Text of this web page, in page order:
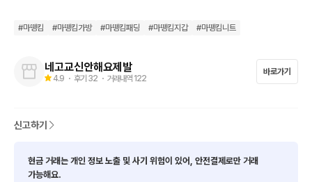
#마뗑킴 #마뗑킴가방 #마뗑킴패딩 #마뗑킴지갑 #마뗑킴니트
네고교신안해요제발
4.9 ・ 후기 32 ・ 거래내역 122
바로가기
신고하기
현금 거래는 개인 정보 노출 및 사기 위험이 있어, 안전결제로만 거래
가능해요.